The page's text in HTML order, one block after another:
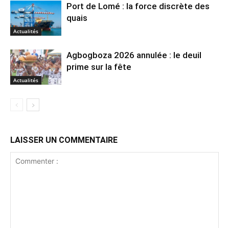
Actualités
Port de Lomé : la force discrète des
quais
Actualités
Agbogboza 2026 annulée : le deuil
prime sur la fête
LAISSER UN COMMENTAIRE